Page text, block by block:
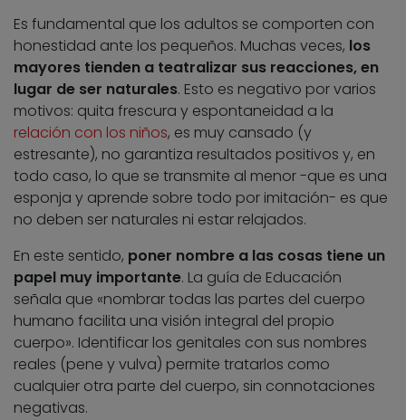
Es fundamental que los adultos se comporten con
honestidad ante los pequeños. Muchas veces, los
mayores tienden a teatralizar sus reacciones, en
lugar de ser naturales. Esto es negativo por varios
motivos: quita frescura y espontaneidad a la
relación con los niños, es muy cansado (y
estresante), no garantiza resultados positivos y, en
todo caso, lo que se transmite al menor -que es una
esponja y aprende sobre todo por imitación- es que
no deben ser naturales ni estar relajados.
En este sentido, poner nombre a las cosas tiene un
papel muy importante. La guía de Educación
señala que «nombrar todas las partes del cuerpo
humano facilita una visión integral del propio
cuerpo». Identificar los genitales con sus nombres
reales (pene y vulva) permite tratarlos como
cualquier otra parte del cuerpo, sin connotaciones
negativas.